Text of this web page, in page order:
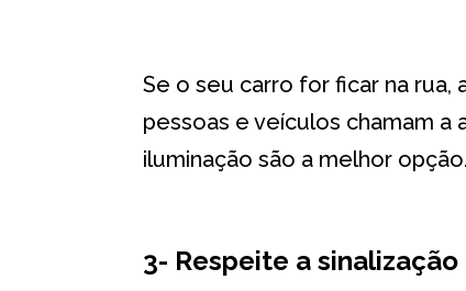
Se o seu carro for ficar na
pessoas e veículos chamam a
iluminação são a melhor opção.
3- Respeite a sinalização